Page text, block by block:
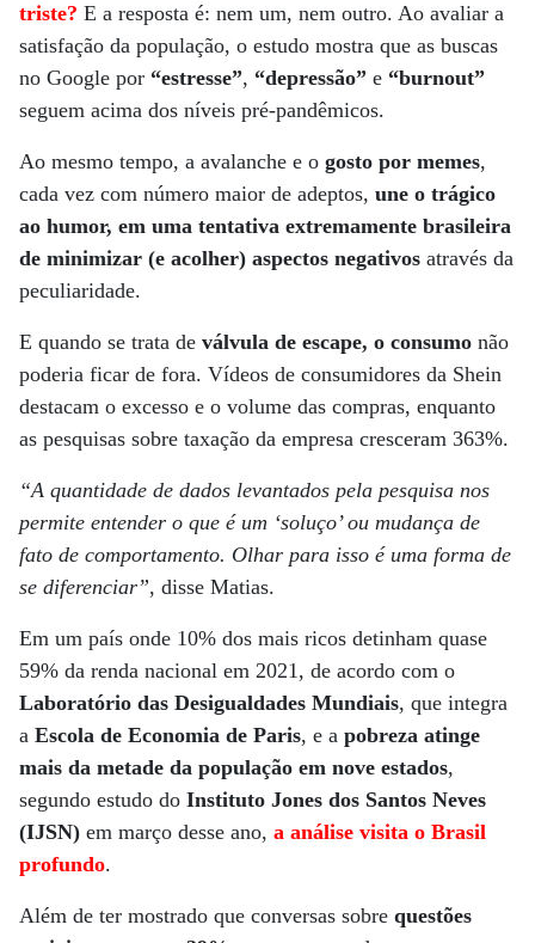
triste? E a resposta é: nem um, nem outro. Ao avaliar a
satisfação da população, o estudo mostra que as buscas
no Google por “estresse”, “depressão” e “burnout”
seguem acima dos níveis pré-pandêmicos.
Ao mesmo tempo, a avalanche e o gosto por memes,
cada vez com número maior de adeptos, une o trágico
ao humor, em uma tentativa extremamente brasileira
de minimizar (e acolher) aspectos negativos através da
peculiaridade.
E quando se trata de válvula de escape, o consumo não
poderia ficar de fora. Vídeos de consumidores da Shein
destacam o excesso e o volume das compras, enquanto
as pesquisas sobre taxação da empresa cresceram 363%.
“A quantidade de dados levantados pela pesquisa nos
permite entender o que é um ‘soluço’ ou mudança de
fato de comportamento. Olhar para isso é uma forma de
se diferenciar”, disse Matias.
Em um país onde 10% dos mais ricos detinham quase
59% da renda nacional em 2021, de acordo com o
Laboratório das Desigualdades Mundiais, que integra
a Escola de Economia de Paris, e a pobreza atinge
mais da metade da população em nove estados,
segundo estudo do Instituto Jones dos Santos Neves
(IJSN) em março desse ano, a análise visita o Brasil
profundo.
Além de ter mostrado que conversas sobre questões